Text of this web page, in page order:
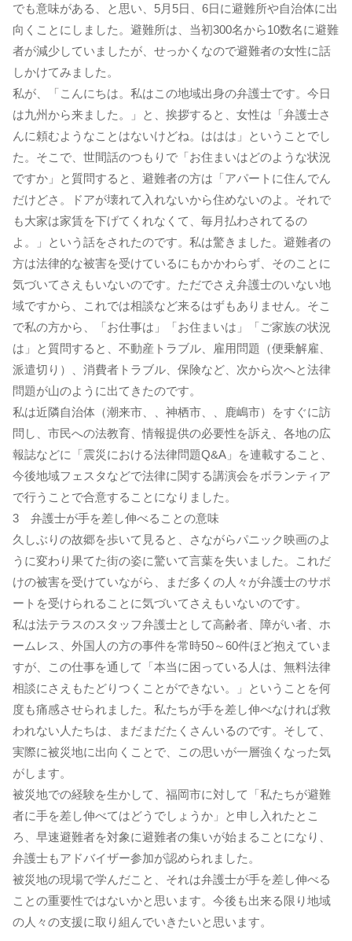
でも意味がある、と思い、5月5日、6日に避難所や自治体に出
向くことにしました。避難所は、当初300名から10数名に避難
者が減少していましたが、せっかくなので避難者の女性に話
しかけてみました。
私が、「こんにちは。私はこの地域出身の弁護士です。今日
は九州から来ました。」と、挨拶すると、女性は「弁護士さ
んに頼むようなことはないけどね。ははは」ということでし
た。そこで、世間話のつもりで「お住まいはどのような状況
ですか」と質問すると、避難者の方は「アパートに住んでん
だけどさ。ドアが壊れて入れないから住めないのよ。それで
も大家は家賃を下げてくれなくて、毎月払わされてるの
よ。」という話をされたのです。私は驚きました。避難者の
方は法律的な被害を受けているにもかかわらず、そのことに
気づいてさえもいないのです。ただでさえ弁護士のいない地
域ですから、これでは相談など来るはずもありません。そこ
で私の方から、「お仕事は」「お住まいは」「ご家族の状況
は」と質問すると、不動産トラブル、雇用問題（便乗解雇、
派遣切り）、消費者トラブル、保険など、次から次へと法律
問題が山のように出てきたのです。
私は近隣自治体（潮来市、、神栖市、、鹿嶋市）をすぐに訪
問し、市民への法教育、情報提供の必要性を訴え、各地の広
報誌などに「震災における法律問題Q&A」を連載すること、
今後地域フェスタなどで法律に関する講演会をボランティア
で行うことで合意することになりました。
3 弁護士が手を差し伸べることの意味
久しぶりの故郷を歩いて見ると、さながらパニック映画のよ
うに変わり果てた街の姿に驚いて言葉を失いました。これだ
けの被害を受けていながら、まだ多くの人々が弁護士のサポ
ートを受けられることに気づいてさえもいないのです。
私は法テラスのスタッフ弁護士として高齢者、障がい者、ホ
ームレス、外国人の方の事件を常時50～60件ほど抱えていま
すが、この仕事を通して「本当に困っている人は、無料法律
相談にさえもたどりつくことができない。」ということを何
度も痛感させられました。私たちが手を差し伸べなければ救
われない人たちは、まだまだたくさんいるのです。そして、
実際に被災地に出向くことで、この思いが一層強くなった気
がします。
被災地での経験を生かして、福岡市に対して「私たちが避難
者に手を差し伸べてはどうでしょうか」と申し入れたとこ
ろ、早速避難者を対象に避難者の集いが始まることになり、
弁護士もアドバイザー参加が認められました。
被災地の現場で学んだこと、それは弁護士が手を差し伸べる
ことの重要性ではないかと思います。今後も出来る限り地域
の人々の支援に取り組んでいきたいと思います。